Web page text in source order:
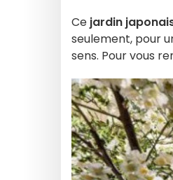
Ce jardin
seulement, pour
sens. Pour vous